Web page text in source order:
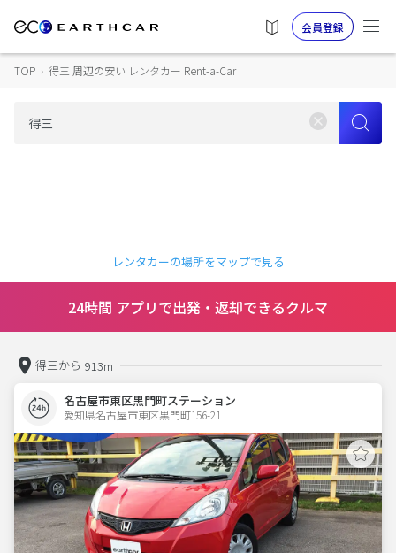
会員登録
TOP › 得三 周辺の安い レンタカー Rent-a-Car
レンタカーの場所をマップで見る
24時間 アプリで出発・返却できるクルマ
得三から 913m
名古屋市東区黒門町ステーション
愛知県名古屋市東区黒門町156-21